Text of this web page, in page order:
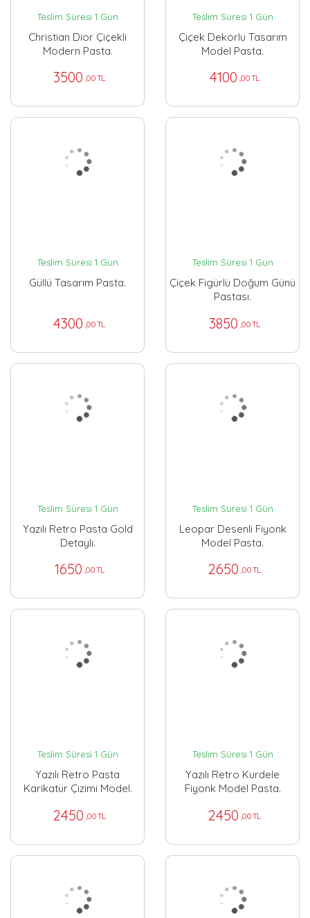
Teslim Süresi 1 Gün
Christian Dior Çiçekli
Modern Pasta.
3500 ,00 TL
Teslim Süresi 1 Gün
Çiçek Dekorlu Tasarım
Model Pasta.
4100 ,00 TL
Teslim Süresi 1 Gün
Güllü Tasarım Pasta.
4300 ,00 TL
Teslim Süresi 1 Gün
Çiçek Figürlü Doğum Günü
Pastası.
3850 ,00 TL
Teslim Süresi 1 Gün
Yazılı Retro Pasta Gold
Detaylı.
1650 ,00 TL
Teslim Süresi 1 Gün
Leopar Desenli Fiyonk
Model Pasta.
2650 ,00 TL
Teslim Süresi 1 Gün
Yazılı Retro Pasta
Karikatür Çizimi Model.
2450 ,00 TL
Teslim Süresi 1 Gün
Yazılı Retro Kurdele
Fiyonk Model Pasta.
2450 ,00 TL